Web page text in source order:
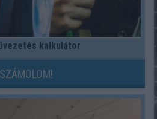
kalkulátor